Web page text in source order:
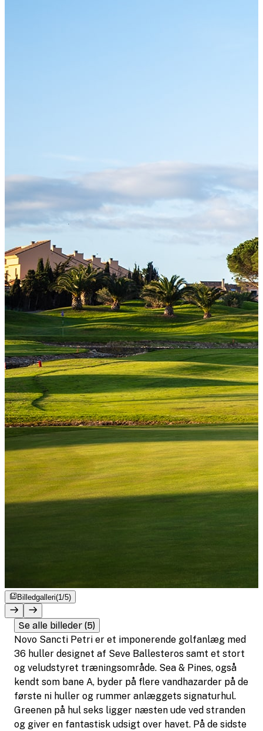
Billedgalleri(1/5)
Se alle billeder (5)
Novo Sancti Petri er et imponerende golfanlæg med
36 huller designet af Seve Ballesteros samt et stort
og veludstyret træningsområde. Sea & Pines, også
kendt som bane A, byder på flere vandhazarder på de
første ni huller og rummer anlæggets signaturhul.
Greenen på hul seks ligger næsten ude ved stranden
og giver en fantastisk udsigt over havet. På de sidste